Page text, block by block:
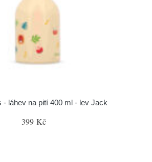
- láhev na pití 400 ml - lev Jack
399 Kč